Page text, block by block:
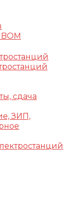
сдача
ЗИП,